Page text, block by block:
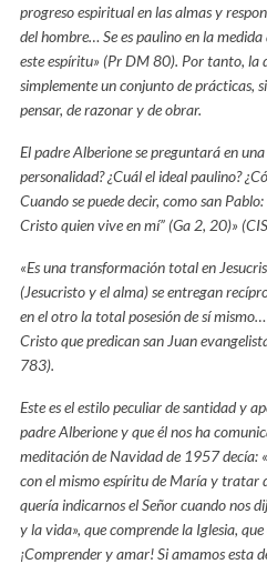
progreso espiritual en las almas y
del hombre… Se es paulino en la
este espíritu» (Pr DM 80). Por tanto, la
simplemente un conjunto de prácticas,
pensar, de razonar y de obrar.
El padre Alberione se preguntará en
personalidad? ¿Cuál el ideal paulino?
Cuando se puede decir, como san
Cristo quien vive en mí” (Ga 2, 20)»
«Es una transformación total en
(Jesucristo y el alma) se entregan
en el otro la total posesión de sí
Cristo que predican san Juan
783).
Este es el estilo peculiar de santidad y
padre Alberione y que él nos ha
meditación de Navidad de 1957 decía:
con el mismo espíritu de María y tratar
quería indicarnos el Señor cuando nos
y la vida», que comprende la Iglesia,
¡Comprender y amar! Si amamos esta